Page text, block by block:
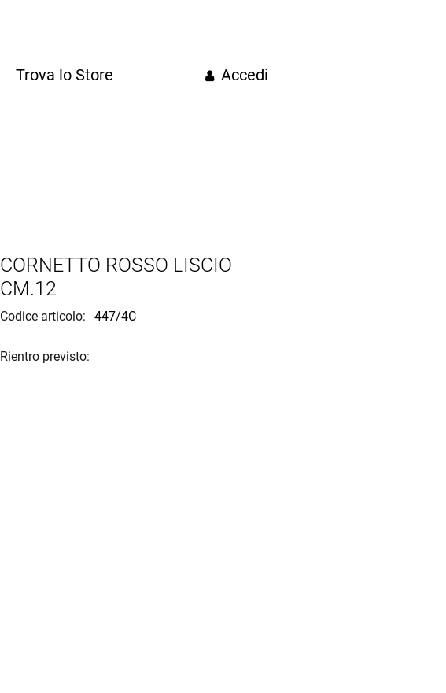
Trova lo Store Accedi
CORNETTO ROSSO LISCIO
CM.12
Codice articolo: 447/4C
Rientro previsto: